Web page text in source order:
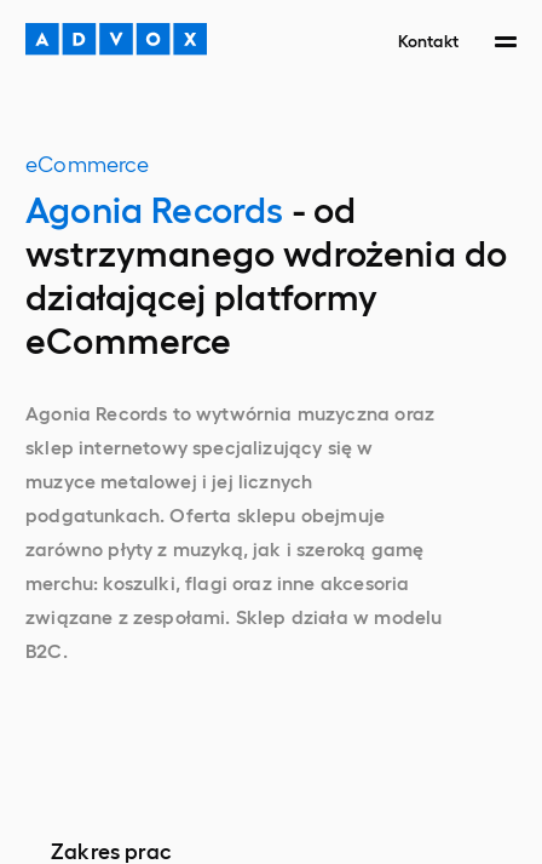
Kontakt
eCommerce
Agonia Records - od
wstrzymanego wdrożenia do
działającej platformy
eCommerce
Agonia Records to wytwórnia muzyczna oraz
sklep internetowy specjalizujący się w
muzyce metalowej i jej licznych
podgatunkach. Oferta sklepu obejmuje
zarówno płyty z muzyką, jak i szeroką gamę
merchu: koszulki, flagi oraz inne akcesoria
związane z zespołami. Sklep działa w modelu
B2C.
Zakres prac